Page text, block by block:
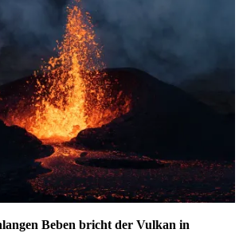
Beben bricht der Vulkan in